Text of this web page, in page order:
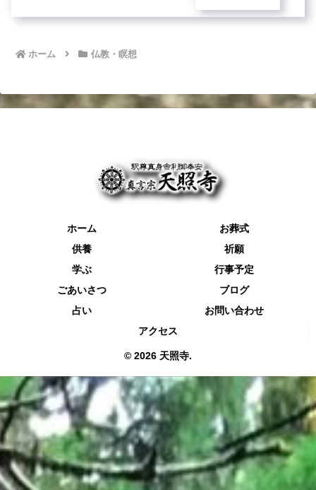
ホーム 仏教・瞑想
ホーム
お葬式
供養
祈願
学ぶ
行事予定
ごあいさつ
ブログ
占い
お問い合わせ
アクセス
© 2026 天照寺.